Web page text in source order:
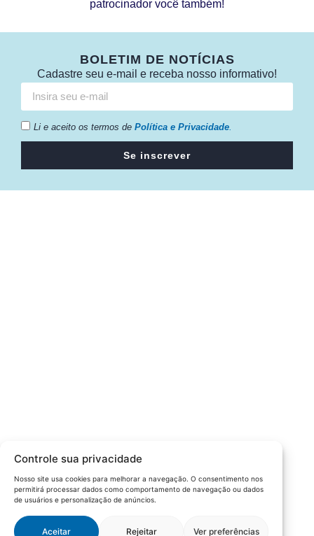
Controle sua privacidade
Nosso site usa cookies para melhorar a navegação. O consentimento nos
permitirá processar dados como comportamento de navegação ou dados
de usuários e personalização de anúncios.
Aceitar Rejeitar Ver preferências
patrocinador você também!
BOLETIM DE NOTÍCIAS
Cadastre seu e-mail e receba nosso informativo!
Li e aceito os termos de Política e Privacidade.
Se inscrever
Rua Silva Jardim, 96 Lajeado, Rio Grande do Sul –
Redes Sociais: